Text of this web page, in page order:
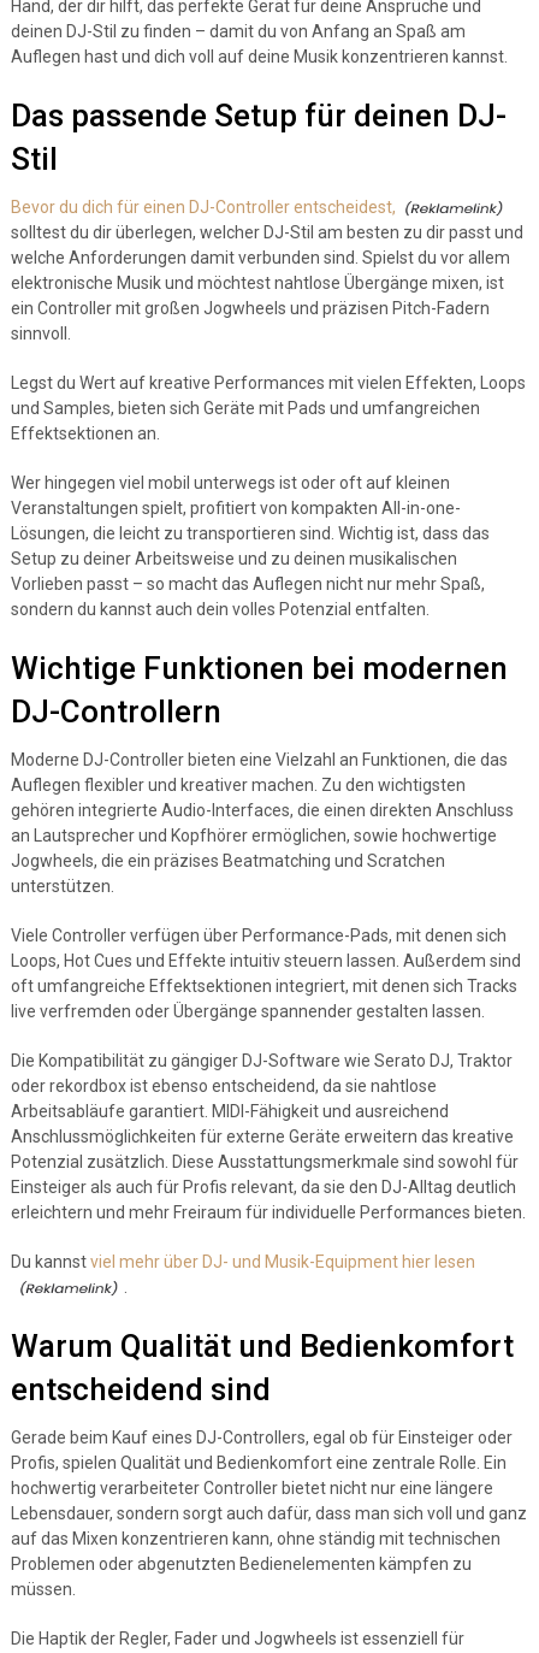
Hand, der dir hilft, das perfekte Gerät für deine Ansprüche und
deinen DJ-Stil zu finden – damit du von Anfang an Spaß am
Auflegen hast und dich voll auf deine Musik konzentrieren kannst.
Das passende Setup für deinen DJ-
Stil
Bevor du dich für einen DJ-Controller entscheidest,
solltest du dir überlegen, welcher DJ-Stil am besten zu dir passt und
welche Anforderungen damit verbunden sind. Spielst du vor allem
elektronische Musik und möchtest nahtlose Übergänge mixen, ist
ein Controller mit großen Jogwheels und präzisen Pitch-Fadern
sinnvoll.
Legst du Wert auf kreative Performances mit vielen Effekten, Loops
und Samples, bieten sich Geräte mit Pads und umfangreichen
Effektsektionen an.
Wer hingegen viel mobil unterwegs ist oder oft auf kleinen
Veranstaltungen spielt, profitiert von kompakten All-in-one-
Lösungen, die leicht zu transportieren sind. Wichtig ist, dass das
Setup zu deiner Arbeitsweise und zu deinen musikalischen
Vorlieben passt – so macht das Auflegen nicht nur mehr Spaß,
sondern du kannst auch dein volles Potenzial entfalten.
Wichtige Funktionen bei modernen
DJ-Controllern
Moderne DJ-Controller bieten eine Vielzahl an Funktionen, die das
Auflegen flexibler und kreativer machen. Zu den wichtigsten
gehören integrierte Audio-Interfaces, die einen direkten Anschluss
an Lautsprecher und Kopfhörer ermöglichen, sowie hochwertige
Jogwheels, die ein präzises Beatmatching und Scratchen
unterstützen.
Viele Controller verfügen über Performance-Pads, mit denen sich
Loops, Hot Cues und Effekte intuitiv steuern lassen. Außerdem sind
oft umfangreiche Effektsektionen integriert, mit denen sich Tracks
live verfremden oder Übergänge spannender gestalten lassen.
Die Kompatibilität zu gängiger DJ-Software wie Serato DJ, Traktor
oder rekordbox ist ebenso entscheidend, da sie nahtlose
Arbeitsabläufe garantiert. MIDI-Fähigkeit und ausreichend
Anschlussmöglichkeiten für externe Geräte erweitern das kreative
Potenzial zusätzlich. Diese Ausstattungsmerkmale sind sowohl für
Einsteiger als auch für Profis relevant, da sie den DJ-Alltag deutlich
erleichtern und mehr Freiraum für individuelle Performances bieten.
Du kannstviel mehr über DJ- und Musik-Equipment hier lesen
Warum Qualität und Bedienkomfort
entscheidend sind
Gerade beim Kauf eines DJ-Controllers, egal ob für Einsteiger oder
Profis, spielen Qualität und Bedienkomfort eine zentrale Rolle. Ein
hochwertig verarbeiteter Controller bietet nicht nur eine längere
Lebensdauer, sondern sorgt auch dafür, dass man sich voll und ganz
auf das Mixen konzentrieren kann, ohne ständig mit technischen
Problemen oder abgenutzten Bedienelementen kämpfen zu
müssen.
Die Haptik der Regler, Fader und Jogwheels ist essenziell für